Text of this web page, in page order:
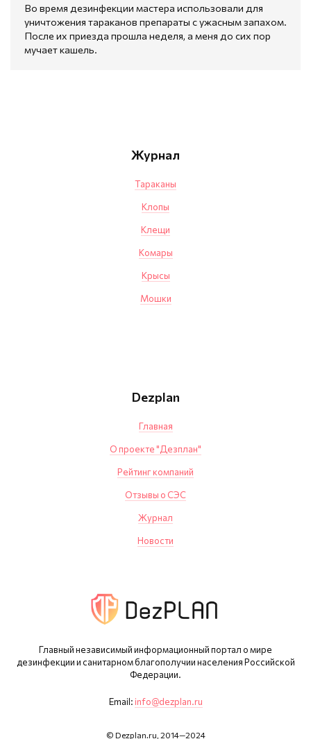
Во время дезинфекции мастера использовали для
уничтожения тараканов препараты с ужасным запахом.
После их приезда прошла неделя, а меня до сих пор
мучает кашель.
Главный независимый информационный портал о мире
дезинфекции и санитарном благополучии населения Российской
Федерации.
Email: info@dezplan.ru
© Dezplan.ru, 2014—2024
Dezplan
Главная
О проекте "Дезплан"
Рейтинг компаний
Отзывы о СЭС
Журнал
Новости
Журнал
Тараканы
Клопы
Клещи
Комары
Крысы
Мошки